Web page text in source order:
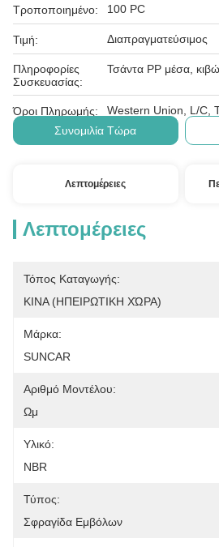
Τροποποιημένο: 100 PC
Τιμή: Διαπραγματεύσιμος
Πληροφορίες
Συσκευασίας:
Τσάντα PP μέσα,
Όροι Πληρωμής:
Western Union, L/C,
Συνομιλία Τώρα
Λεπτομέρειες
Λεπτομέρειες
Τόπος Καταγωγής:
ΚΙΝΑ (ΗΠΕΙΡΩΤΙΚΗ ΧΏΡΑ)
Μάρκα:
SUNCAR
Αριθμό Μοντέλου:
Ωμ
Υλικό:
NBR
Τύπος:
Σφραγίδα Εμβόλων